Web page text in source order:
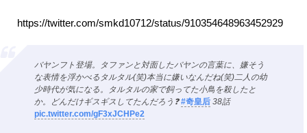
https://twitter.com/smkd10712/status/910354648963452929
バヤンフト登場。タファンと対面したバヤンの言葉に、嫌そう
な表情を浮かべるタルタル(笑)本当に嫌いなんだね(笑)二人の幼
少時代が気になる。タルタルの家で飼ってた小鳥を殺したと
か。どんだけギスギスしてたんだろう❓#奇皇后 38話
pic.twitter.com/gF3xJCHPe2